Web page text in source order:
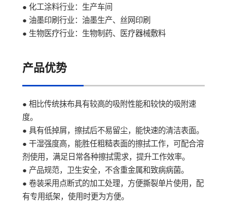
● 化工涂料行业：生产车间
● 油墨印刷行业：油墨生产、丝网印刷
● 生物医疗行业：生物制药、医疗器械敷料
产品优势
● 相比传统抹布具有较高的吸附性能和较快的吸附速
度。
● 具有低掉屑，擦拭后不易留尘，能快速的清洁表面。
● 干湿强度高，能胜任粗糙表面的擦拭工作，可配合溶
剂使用，满足日常各种擦拭需求，提升工作效率。
● 产品规范，卫生安全，不含重金属和致病病菌。
● 卷装采用点断式的加工处理，方便撕裂单片使用，配
有专用纸架，使用时更为方便。